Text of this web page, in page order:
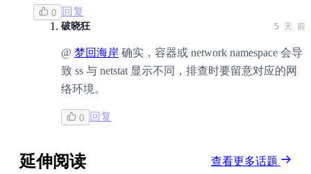
0 回复
破晓狂 5 天 前
@ 梦回海岸 确实，容器或 network namespace 会导
致 ss 与 netstat 显示不同，排查时要留意对应的网
络环境。
0 回复
延伸阅读 查看更多话题